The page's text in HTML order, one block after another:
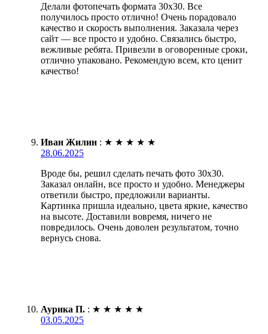
Делали фотопечать формата 30х30. Все
получилось просто отлично! Очень порадовало
качество и скорость выполнения. Заказала через
сайт — все просто и удобно. Связались быстро,
вежливые ребята. Привезли в оговоренные сроки,
отлично упаковано. Рекомендую всем, кто ценит
качество!
Иван Жилин : ★ ★ ★ ★ ★
28.06.2025
Вроде бы, решил сделать печать фото 30х30.
Заказал онлайн, все просто и удобно. Менеджеры
ответили быстро, предложили варианты.
Картинка пришла идеально, цвета яркие, качество
на высоте. Доставили вовремя, ничего не
повредилось. Очень доволен результатом, точно
вернусь снова.
Аурика П. : ★ ★ ★ ★ ★
03.05.2025